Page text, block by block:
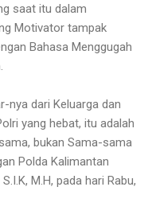
saat itu dalam
Motivator tampak
Bahasa Menggugah
nya dari Keluarga dan
yang hebat, itu adalah
bukan Sama-sama
Polda Kalimantan
M.H, pada hari Rabu,